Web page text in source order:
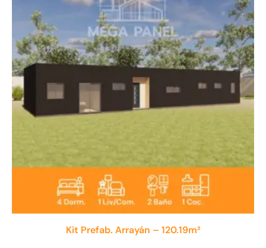
Kit Prefab. Arrayán – 120.19m²